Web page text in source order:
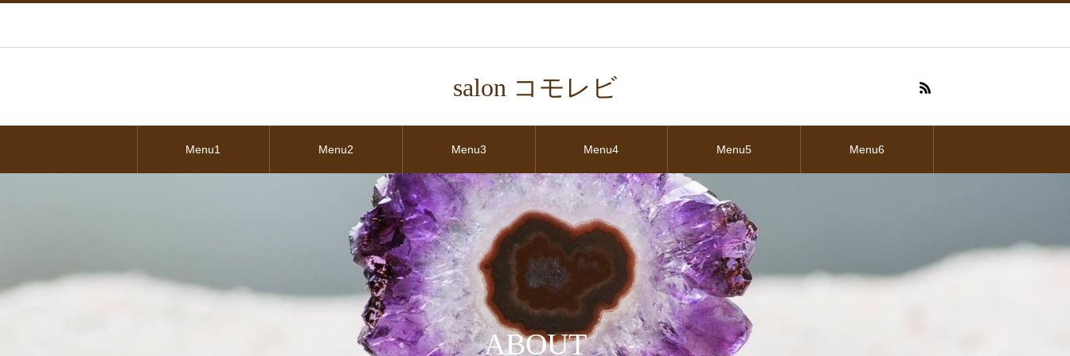
salon コモレビ
Menu1 Menu2 Menu3 Menu4 Menu5 Menu6
ABOUT